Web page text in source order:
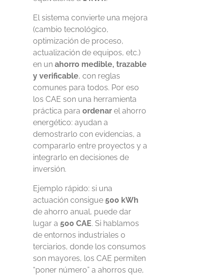
El sistema convierte una mejora
(cambio tecnológico,
optimización de proceso,
actualización de equipos, etc.)
en un ahorro medible, trazable
y verificable, con reglas
comunes para todos. Por eso
los CAE son una herramienta
práctica para ordenarel ahorro
energético: ayudan a
demostrarlo con evidencias, a
compararlo entre proyectos y a
integrarlo en decisiones de
inversión.
Ejemplo rápido: si una
actuación consigue 500 kWh
de ahorro anual, puede dar
lugar a 500 CAE. Si hablamos
de entornos industriales o
terciarios, donde los consumos
son mayores, los CAE permiten
“poner número” a ahorros que,